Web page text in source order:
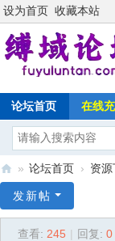
设为首页 收藏本站
论坛首页 在线
域
» 论坛首页 › 资源
发新帖
查看: 245 回复: 0